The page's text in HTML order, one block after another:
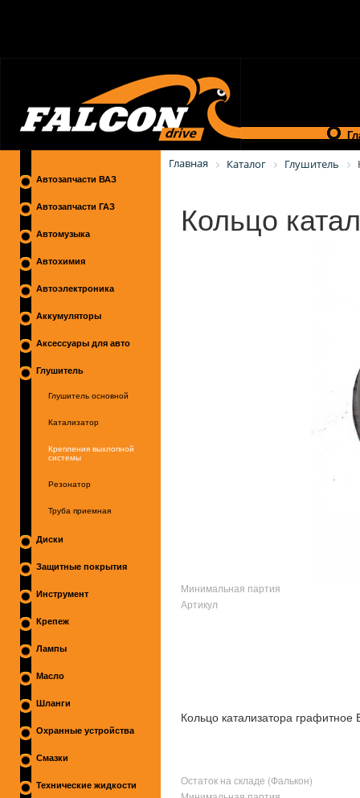
Автозапчасти ВАЗ
Автозапчасти ГАЗ
Автомузыка
Автохимия
Автоэлектроника
Аккумуляторы
Аксессуары для авто
Глушитель
Глушитель основной
Катализатор
Крепления выхлопной
системы
Резонатор
Труба приемная
Диски
Защитные покрытия
Инструмент
Крепеж
Лампы
Масло
Шланги
Охранные устройства
Смазки
Технические жидкости
Главная Каталог Глушитель
Кольцо
Минимальная партия
Артикул
Кольцо катализатора графитное
Остаток на складе (Фалькон)